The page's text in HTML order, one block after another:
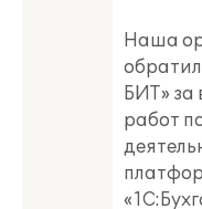
Наша
БИТ» за
работ